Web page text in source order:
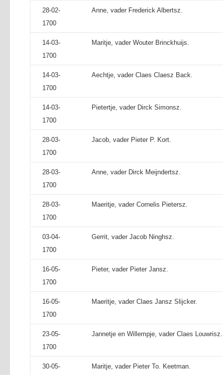
28-02-
1700
Anne, vader Frederick Albertsz.
14-03-
1700
Maritje, vader Wouter Brinckhuijs.
14-03-
1700
Aechtje, vader Claes Claesz Back.
14-03-
1700
Pietertje, vader Dirck Simonsz.
28-03-
1700
Jacob, vader Pieter P. Kort.
28-03-
1700
Anne, vader Dirck Meijndertsz.
28-03-
1700
Maeritje, vader Cornelis Pietersz.
03-04-
1700
Gerrit, vader Jacob Ninghsz.
16-05-
1700
Pieter, vader Pieter Jansz.
16-05-
1700
Maeritje, vader Claes Jansz Slijcker.
23-05-
1700
Jannetje en Willempje, vader Claes Louwrisz.
30-05-
Maritje, vader Pieter To. Keetman.